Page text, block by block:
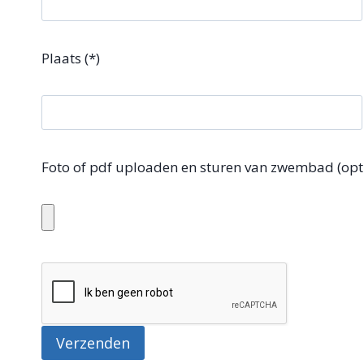
Plaats (*)
Foto of pdf uploaden en sturen van zwembad